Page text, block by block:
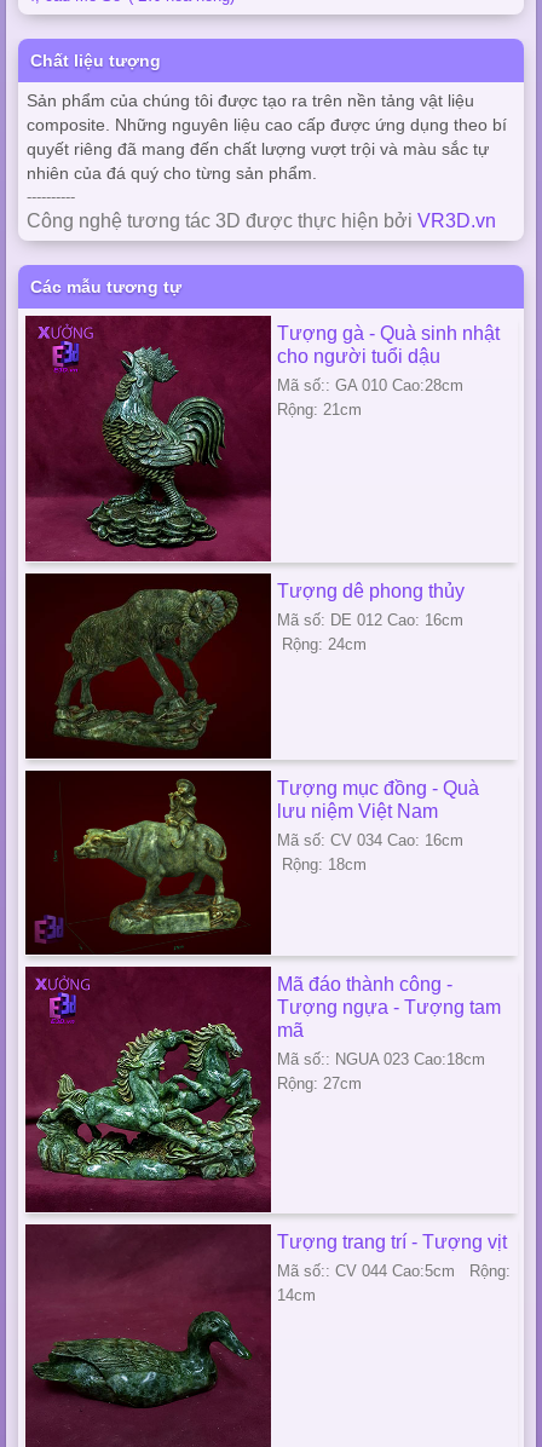
Chất liệu tượng
Sản phẩm của chúng tôi được tạo ra trên nền tảng vật liệu
composite. Những nguyên liệu cao cấp được ứng dụng theo bí
quyết riêng đã mang đến chất lượng vượt trội và màu sắc tự
nhiên của đá quý cho từng sản phẩm.
----------
Công nghệ tương tác 3D được thực hiện bởi VR3D.vn
Các mẫu tương tự
Tượng gà - Quà sinh nhật
cho người tuổi dậu
Mã số:: GA 010 Cao:28cm
Rộng: 21cm
Tượng dê phong thủy
Mã số: DE 012 Cao: 16cm
Rộng: 24cm
Tượng mục đồng - Quà
lưu niệm Việt Nam
Mã số: CV 034 Cao: 16cm
Rộng: 18cm
Mã đáo thành công -
Tượng ngựa - Tượng tam
mã
Mã số:: NGUA 023 Cao:18cm
Rộng: 27cm
Tượng trang trí - Tượng vịt
Mã số:: CV 044 Cao:5cm Rộng:
14cm